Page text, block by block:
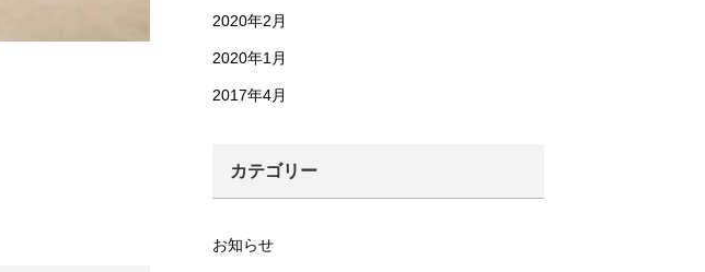
2020年2月
2020年1月
2017年4月
カテゴリー
お知らせ